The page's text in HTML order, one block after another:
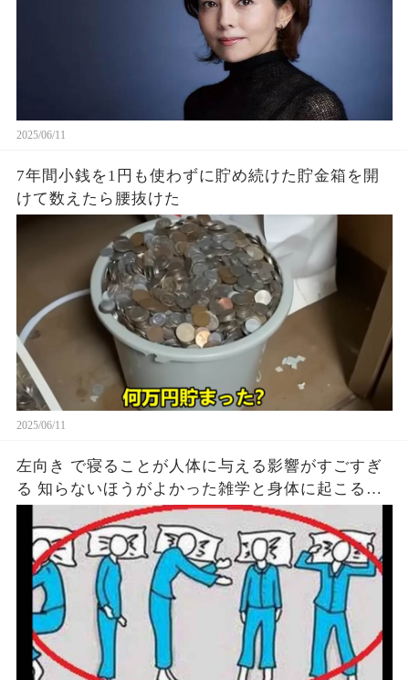
2025/06/11
7年間小銭を1円も使わずに貯め続けた貯金箱を開
けて数えたら腰抜けた
2025/06/11
左向き で寝ることが人体に与える影響がすごすぎ
る 知らないほうがよかった雑学と身体に起こる現
象がヤバい… 驚くべき 大人の 面白いけど知ると後
悔